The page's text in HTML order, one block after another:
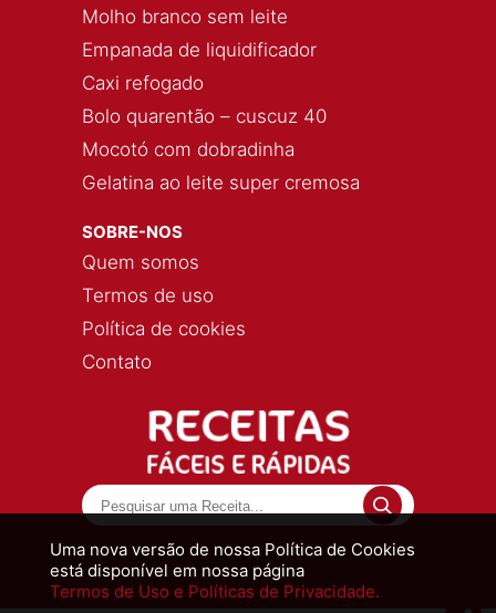
Uma nova versão de nossa Política de Cookies
está disponível em nossa página
Termos de Uso e Políticas de Privacidade.
Molho branco sem leite
Empanada de liquidificador
Caxi refogado
Bolo quarentão – cuscuz 40
Mocotó com dobradinha
Gelatina ao leite super cremosa
SOBRE-NOS
Quem somos
Termos de uso
Política de cookies
Contato